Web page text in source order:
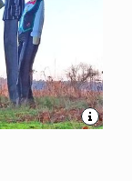
ist ein
in der weiten
für witzige